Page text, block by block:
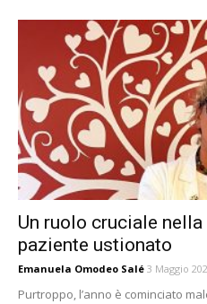
Un ruolo cruciale
paziente ustionato
Emanuela Omodeo Salé 3 Maggio
Purtroppo, l’anno è cominciato